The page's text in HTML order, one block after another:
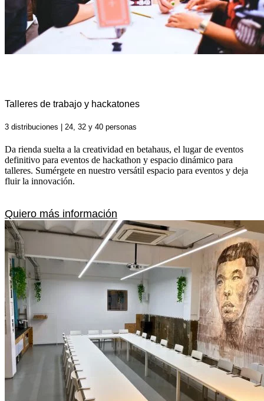
Talleres de trabajo y hackatones
3 distribuciones | 24, 32 y 40 personas
Da rienda suelta a la creatividad en betahaus, el lugar de eventos
definitivo para eventos de hackathon y espacio dinámico para
talleres. Sumérgete en nuestro versátil espacio para eventos y deja
fluir la innovación.
Quiero más información